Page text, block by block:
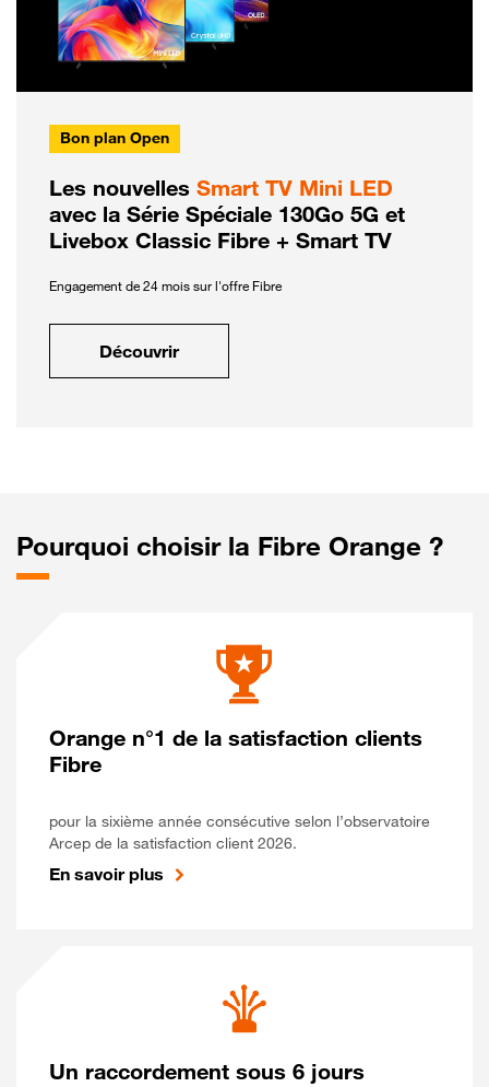
Bon plan Open
Les nouvelles Smart TV Mini LED
avec la Série Spéciale 130Go 5G et
Livebox Classic Fibre + Smart TV
Engagement de 24 mois sur l'offre Fibre
Découvrir
Pourquoi choisir la Fibre Orange ?
Orange n°1 de la satisfaction clients
Fibre
pour la sixième année consécutive selon l’observatoire
Arcep de la satisfaction client 2026.
En savoir plus
Un raccordement sous 6 jours